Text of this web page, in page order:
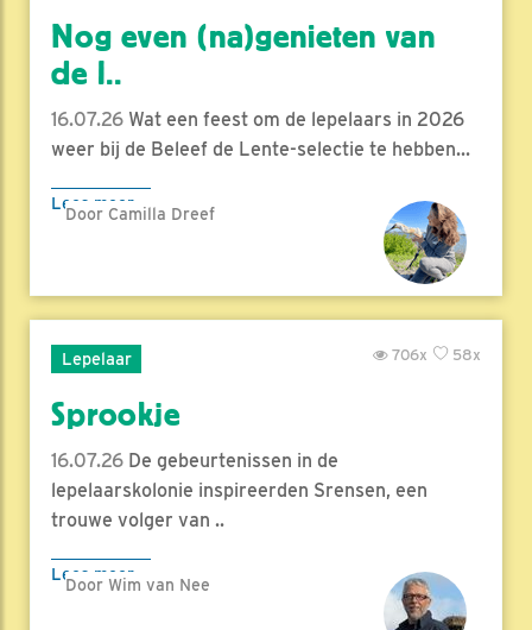
Nog even (na)genieten van
de l..
16.07.26 Wat een feest om de lepelaars in 2026
weer bij de Beleef de Lente-selectie te hebben...
Lees meer
Door Camilla Dreef
Lepelaar 58x
706x
Sprookje
16.07.26 De gebeurtenissen in de
lepelaarskolonie inspireerden Srensen, een
trouwe volger van ..
Lees meer
Door Wim van Nee